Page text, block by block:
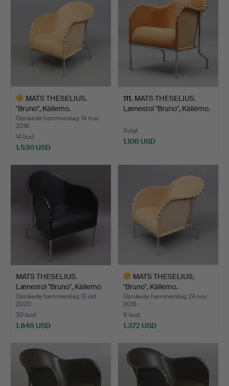
MATS THESELIUS.
"Bruno", Källemo.
Opnåede hammerslag 14 mar
2018
14 bud
1.530 USD
genstand
111. MATS THESELIUS.
Lænestol "Bruno", Källemo.
Solgt
1.108 USD
MATS THESELIUS.
Lænestol "Bruno", Källemo
…
Opnåede hammerslag 13 okt
2020
30 bud
1.846 USD
MATS THESELIUS,
"Bruno", Källemo.
Opnåede hammerslag 24 nov
2016
8 bud
1.372 USD
genstand